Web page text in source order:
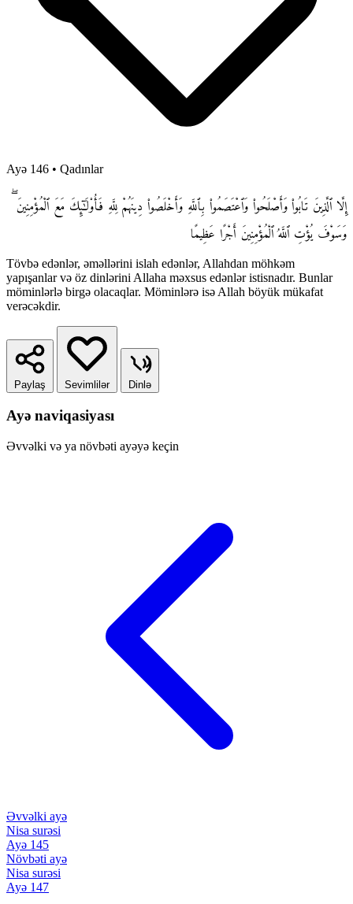
Ayə 146 • Qadınlar
إِلَّا ٱلَّذِينَ تَابُوا۟ وَأَصْلَحُوا۟ وَٱعْتَصَمُوا۟ بِٱللَّهِ وَأَخْلَصُوا۟ دِينَهُمْ لِلَّهِ فَأُو۟لَـٰٓئِكَ مَعَ ٱلْمُؤْمِنِينَ ۖ
وَسَوْفَ يُؤْتِ ٱللَّهُ ٱلْمُؤْمِنِينَ أَجْرًا عَظِيمًا
Tövbə edənlər, əməllərini islah edənlər, Allahdan möhkəm
yapışanlar və öz dinlərini Allaha məxsus edənlər istisnadır. Bunlar
möminlərlə birgə olacaqlar. Möminlərə isə Allah böyük mükafat
verəcəkdir.
Paylaş Sevimlilər Dinlə
Ayə naviqasiyası
Əvvəlki və ya növbəti ayəyə keçin
Əvvəlki ayə
Nisa surəsi
Ayə 145
Növbəti ayə
Nisa surəsi
Ayə 147